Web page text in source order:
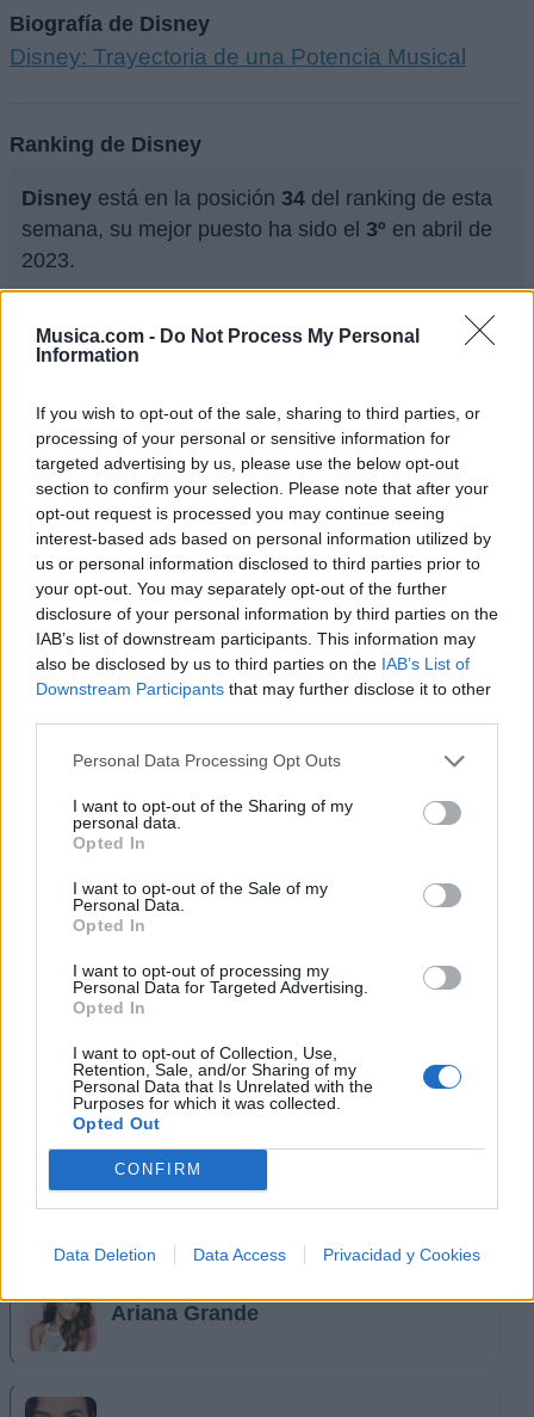
Musica.com - Do Not Process My Personal
Information
If you wish to opt-out of the sale, sharing to third parties, or
processing of your personal or sensitive information for
targeted advertising by us, please use the below opt-out
section to confirm your selection. Please note that after your
opt-out request is processed you may continue seeing
interest-based ads based on personal information utilized by
us or personal information disclosed to third parties prior to
your opt-out. You may separately opt-out of the further
disclosure of your personal information by third parties on the
IAB’s list of downstream participants. This information may
also be disclosed by us to third parties on the IAB’s List of
Downstream Participants that may further disclose it to other
Personal Data Processing Opt Outs
I want to opt-out of the Sharing of my
personal data.
Opted In
I want to opt-out of the Sale of my
Personal Data.
Opted In
I want to opt-out of processing my
Personal Data for Targeted Advertising.
Opted In
I want to opt-out of Collection, Use,
Retention, Sale, and/or Sharing of my
Personal Data that Is Unrelated with the
Purposes for which it was collected.
Opted Out
CONFIRM
Data Deletion Data Access Privacidad y Cookies
Biografía de Disney
Disney: Trayectoria de una Potencia Musical
Ranking de Disney
Disney está en la posición 34 del ranking de esta
semana, su mejor puesto ha sido el 3º en abril de
2023.
¿Apoyar a Disney?
2136 143
Ranking de Disney TOP Música
Música Relacionada
Michael Jackson
Selena Gomez
Ha*Ash
Ariana Grande